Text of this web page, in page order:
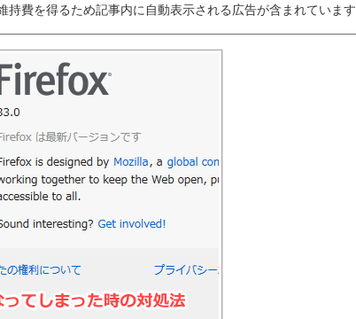
持費を得るため記事内に自動表示される広告が含まれています